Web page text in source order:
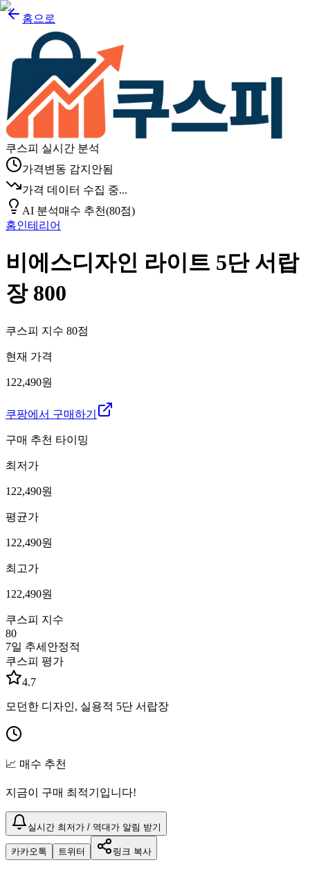
홈으로
쿠스피 실시간 분석
가격변동 감지안됨
가격 데이터 수집 중...
AI 분석매수 추천(80점)
홈인테리어
비에스디자인 라이트 5단 서랍
장 800
쿠스피 지수 80점
현재 가격
122,490원
쿠팡에서 구매하기
구매 추천 타이밍
최저가
122,490원
평균가
122,490원
최고가
122,490원
쿠스피 지수
80
7일 추세 안정적
쿠스피 평가
4.7
모던한 디자인, 실용적 5단 서랍장
📈 매수 추천
지금이 구매 최적기입니다!
실시간 최저가 / 역대가 알림 받기
카카오톡 트위터 링크 복사